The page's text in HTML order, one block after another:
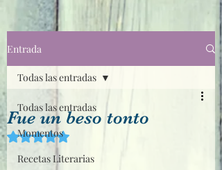
Entrada
Todas las entradas
Momentos
Recetas Literarias
Todas las entradas
Fue un beso tonto
Obtuvo NaN de 5 estrellas.